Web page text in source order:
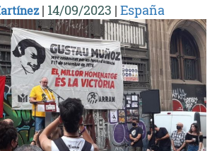
| 14/09/2023 | España